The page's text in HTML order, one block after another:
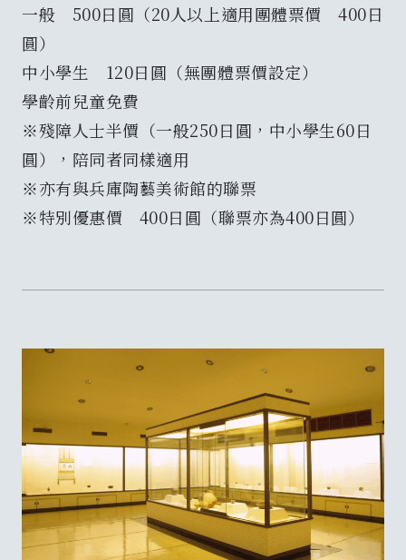
一般 500日圓（20人以上適用團體票價 400日
圓）
中小學生 120日圓（無團體票價設定）
學齡前兒童免費
※殘障人士半價（一般250日圓，中小學生60日
圓），陪同者同樣適用
※亦有與兵庫陶藝美術館的聯票
※特別優惠價 400日圓（聯票亦為400日圓）